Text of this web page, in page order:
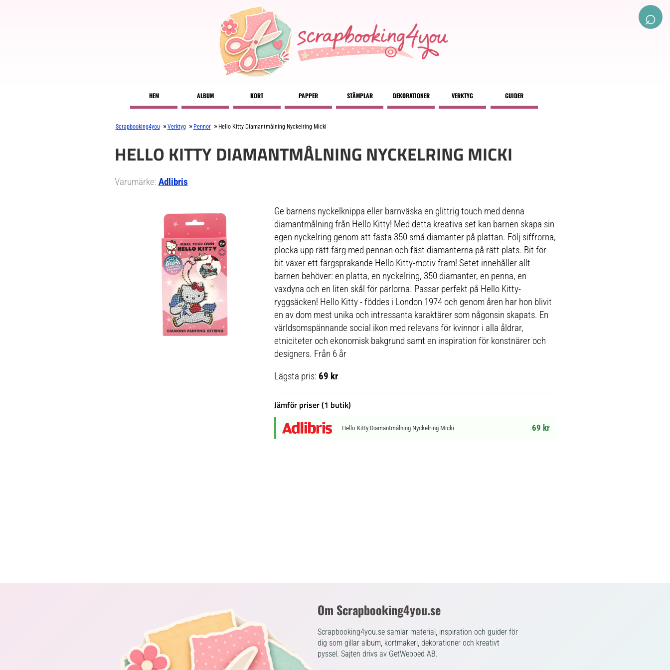
⌕
HEM ALBUM KORT PAPPER STÄMPLAR DEKORATIONER VERKTYG GUIDER
Scrapbooking4you » Verktyg » Pennor » Hello Kitty Diamantmålning Nyckelring Micki
HELLO KITTY DIAMANTMÅLNING NYCKELRING MICKI
Varumärke: Adlibris
Ge barnens nyckelknippa eller barnväska en glittrig touch med denna
diamantmålning från Hello Kitty! Med detta kreativa set kan barnen skapa sin
egen nyckelring genom att fästa 350 små diamanter på plattan. Följ siffrorna,
plocka upp rätt färg med pennan och fäst diamanterna på rätt plats. Bit för
bit växer ett färgsprakande Hello Kitty-motiv fram! Setet innehåller allt
barnen behöver: en platta, en nyckelring, 350 diamanter, en penna, en
vaxdyna och en liten skål för pärlorna. Passar perfekt på Hello Kitty-
ryggsäcken! Hello Kitty - föddes i London 1974 och genom åren har hon blivit
en av dom mest unika och intressanta karaktärer som någonsin skapats. En
världsomspännande social ikon med relevans för kvinnor i alla åldrar,
etniciteter och ekonomisk bakgrund samt en inspiration för konstnärer och
designers. Från 6 år
Lägsta pris: 69 kr
Jämför priser (1 butik)
Hello Kitty Diamantmålning Nyckelring Micki 69 kr
Om Scrapbooking4you.se
Scrapbooking4you.se samlar material, inspiration och guider för
dig som gillar album, kortmakeri, dekorationer och kreativt
pyssel. Sajten drivs av GetWebbed AB.